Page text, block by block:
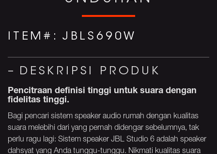
ITEM#: JBLS690W
DESKRIPSI PRODUK
Pencitraan definisi tinggi untuk suara dengan
fidelitas tinggi.
Bagi pencari sistem speaker audio rumah dengan kualitas
suara melebihi dari yang pernah didengar sebelumnya, tak
perlu ragu lagi: Sistem speaker JBL Studio 6 adalah speaker
dahsyat yang Anda tunggu-tunggu. Nikmati kualitas suara